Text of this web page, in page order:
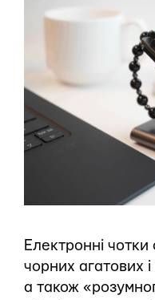
Електронні
чорних агатових
а також